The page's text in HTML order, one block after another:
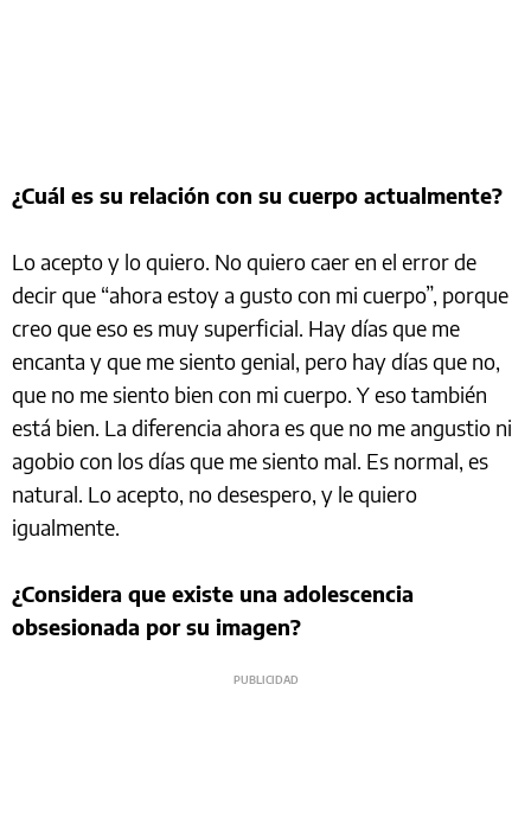
¿Cuál es su relación con su cuerpo actualmente?
Lo acepto y lo quiero. No quiero caer en el error de
decir que “ahora estoy a gusto con mi cuerpo”, porque
creo que eso es muy superficial. Hay días que me
encanta y que me siento genial, pero hay días que no,
que no me siento bien con mi cuerpo. Y eso también
está bien. La diferencia ahora es que no me angustio ni
agobio con los días que me siento mal. Es normal, es
natural. Lo acepto, no desespero, y le quiero
igualmente.
¿Considera que existe una adolescencia
obsesionada por su imagen?